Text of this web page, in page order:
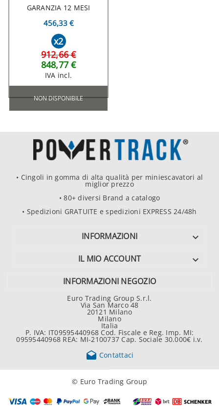
GARANZIA 12 MESI
456,33 €
x2
912,66 €
848,77 €
IVA incl.
NON DISPONIBILE
• Cingoli in gomma di alta qualità per miniescavatori al
miglior prezzo
• 80+ diversi Brand a catalogo
• Spedizioni GRATUITE e spedizioni EXPRESS 24/48h
INFORMAZIONI 
IL MIO ACCOUNT 
INFORMAZIONI NEGOZIO
Euro Trading Group S.r.l.
Via San Marco 48
20121 Milano
Milano
Italia
P. IVA: IT09595440968 Cod. Fiscale e Reg. Imp. MI:
09595440968 REA: MI-2100737 Cap. Sociale 30.000€ i.v.
 Contattaci
© Euro Trading Group